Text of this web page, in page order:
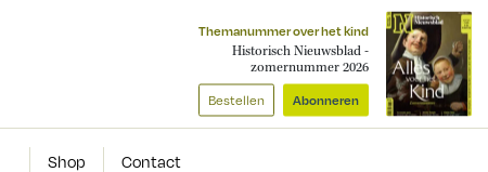
Themanummer over het kind
Historisch Nieuwsblad -
zomernummer 2026
Bestellen Abonneren
Shop Contact